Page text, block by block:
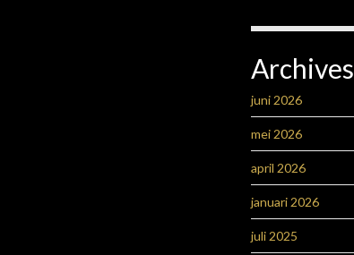
Archives
juni 2026
mei 2026
april 2026
januari 2026
juli 2025